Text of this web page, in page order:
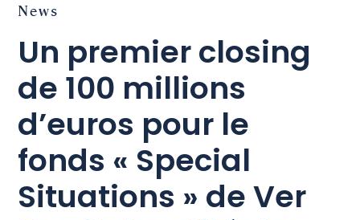
News
Un premier closing
de 100 millions
d’euros pour le
fonds « Special
Situations » de Ver